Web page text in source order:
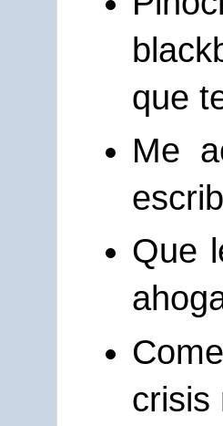
que
Me
Que
crisis